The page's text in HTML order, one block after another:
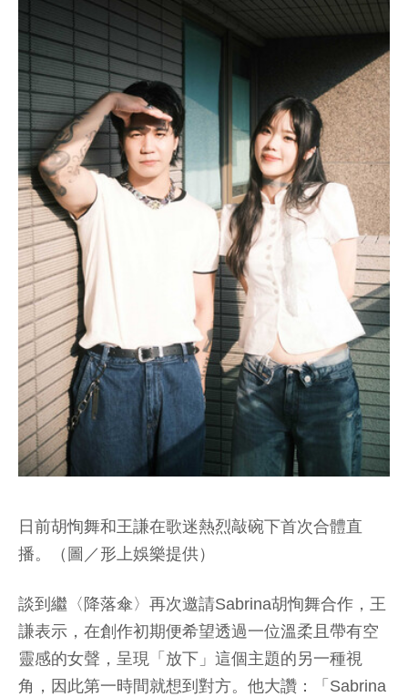
日前胡恂舞和王謙在歌迷熱烈敲碗下首次合體直
播。（圖／形上娛樂提供）
談到繼〈降落傘〉再次邀請Sabrina胡恂舞合作，王
謙表示，在創作初期便希望透過一位溫柔且帶有空
靈感的女聲，呈現「放下」這個主題的另一種視
角，因此第一時間就想到對方。他大讚：「Sabrina